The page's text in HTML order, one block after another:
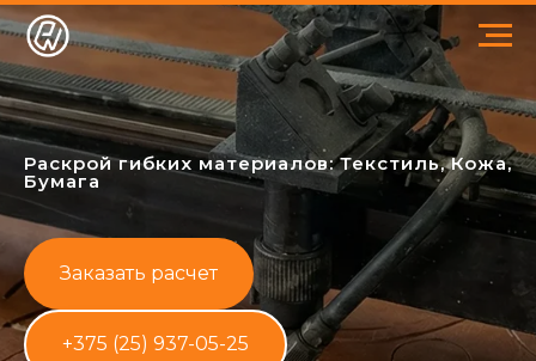
Раскрой гибких материалов: Текстиль, Кожа,
Бумага
Заказать расчет
+375 (25) 937-05-25